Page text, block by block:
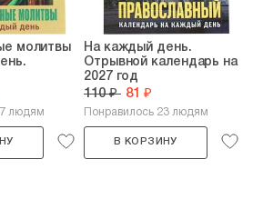
молитвы
людям
На каждый день.
Отрывной календарь на
2027 год
110 ₽ 81 ₽
Понравилось 23 людям
В КОРЗИНУ